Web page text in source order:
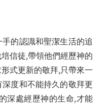
的認識和聖潔生活的追
信徒,帶領他們經歷神的
式更新的敬拜,只帶來一
度和不能持久的敬拜更
深處經歷神的生命,才能